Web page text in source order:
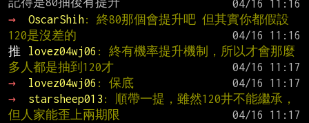
→
OscarShih: 終80那個會提升吧 但其實你都假設
120是沒差的
推
lovez04wj06 : 終有機率提升機制，所以才會那麼
多人都是抽到120才
→
lovez04wj06 : 保底
→
starsheep013 : 順帶一提，雖然120井不能繼承，
但人家能歪上兩期限